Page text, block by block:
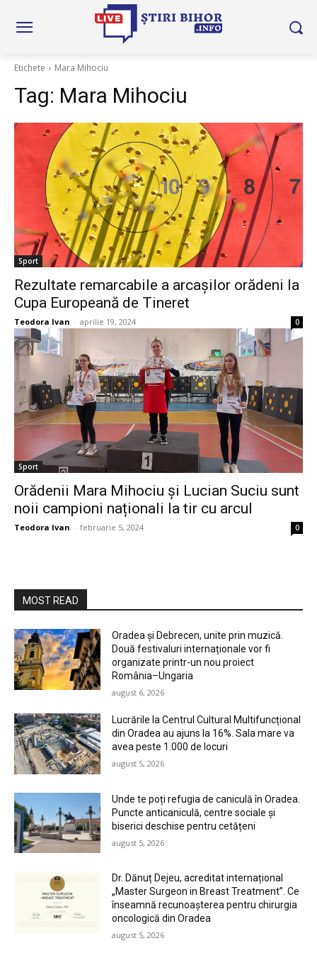
Etichete Mara Mihociu
Tag: Mara Mihociu
Sport
Rezultate remarcabile a arcașilor orădeni la
Cupa Europeană de Tineret
Teodora Ivan - aprilie 19, 2024 0
Sport
Orădenii Mara Mihociu și Lucian Suciu sunt
noii campioni naționali la tir cu arcul
Teodora Ivan - februarie 5, 2024 0
MOST READ
Oradea și Debrecen, unite prin muzică.
Două festivaluri internaționale vor fi
organizate printr-un nou proiect
România–Ungaria
august 6, 2026
Lucrările la Centrul Cultural Multifuncțional
din Oradea au ajuns la 16%. Sala mare va
avea peste 1.000 de locuri
august 5, 2026
Unde te poți refugia de caniculă în Oradea.
Puncte anticaniculă, centre sociale și
biserici deschise pentru cetățeni
august 5, 2026
Dr. Dănuț Dejeu, acreditat internațional
„Master Surgeon in Breast Treatment”. Ce
înseamnă recunoașterea pentru chirurgia
oncologică din Oradea
august 5, 2026